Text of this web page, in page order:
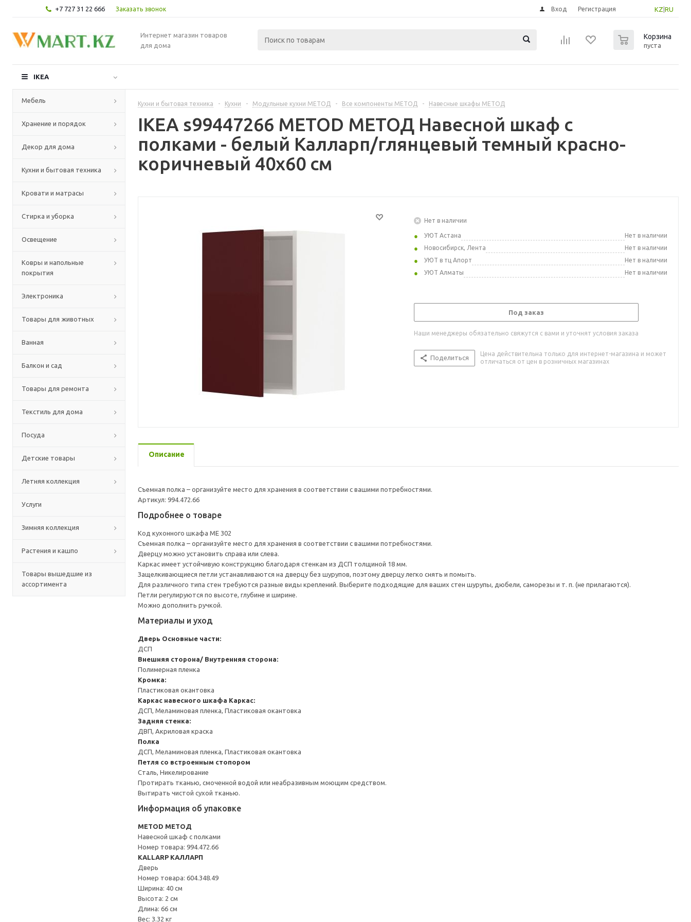
+7 727 31 22 666 Заказать звонок KZ RU
Вход Регистрация
Интернет магазин товаров
для дома
Корзина
пуста
IKEA
Мебель
Хранение и порядок
Декор для дома
Кухни и бытовая техника
Кровати и матрасы
Стирка и уборка
Освещение
Ковры и напольные
покрытия
Электроника
Товары для животных
Ванная
Балкон и сад
Товары для ремонта
Текстиль для дома
Посуда
Детские товары
Летняя коллекция
Услуги
Зимняя коллекция
Растения и кашпо
Товары вышедшие из
ассортимента
Кухни и бытовая техника - Кухни - Модульные кухни МЕТОД - Все компоненты МЕТОД - Навесные шкафы МЕТОД
IKEA s99447266 METOD МЕТОД Навесной шкаф с
полками - белый Калларп/глянцевый темный красно-
коричневый 40x60 см
Нет в наличии
УЮТ Астана
Нет в наличии
Новосибирск, Лента
Нет в наличии
УЮТ в тц Апорт
Нет в наличии
УЮТ Алматы
Нет в наличии
Под заказ
Наши менеджеры обязательно свяжутся с вами и уточнят условия заказа
Поделиться
Цена действительна только для интернет-магазина и может
отличаться от цен в розничных магазинах
Описание
Съемная полка – организуйте место для хранения в соответствии с вашими потребностями.
Артикул: 994.472.66
Подробнее о товаре
Код кухонного шкафа ME 302
Съемная полка – организуйте место для хранения в соответствии с вашими потребностями.
Дверцу можно установить справа или слева.
Каркас имеет устойчивую конструкцию благодаря стенкам из ДСП толщиной 18 мм.
Защелкивающиеся петли устанавливаются на дверцу без шурупов, поэтому дверцу легко снять и помыть.
Для различного типа стен требуются разные виды креплений. Выберите подходящие для ваших стен шурупы, дюбели, саморезы и т. п. (не прилагаются).
Петли регулируются по высоте, глубине и ширине.
Можно дополнить ручкой.
Материалы и уход
Дверь Основные части:
ДСП
Внешняя сторона/ Внутренняя сторона:
Полимерная пленка
Кромка:
Пластиковая окантовка
Каркас навесного шкафа Каркас:
ДСП, Меламиновая пленка, Пластиковая окантовка
Задняя стенка:
ДВП, Акриловая краска
Полка
ДСП, Меламиновая пленка, Пластиковая окантовка
Петля со встроенным стопором
Сталь, Никелирование
Протирать тканью, смоченной водой или неабразивным моющим средством.
Вытирать чистой сухой тканью.
Информация об упаковке
METOD МЕТОД
Навесной шкаф с полками
Номер товара: 994.472.66
KALLARP КАЛЛАРП
Дверь
Номер товара: 604.348.49
Ширина: 40 см
Высота: 2 см
Длина: 66 см
Вес: 3.32 кг